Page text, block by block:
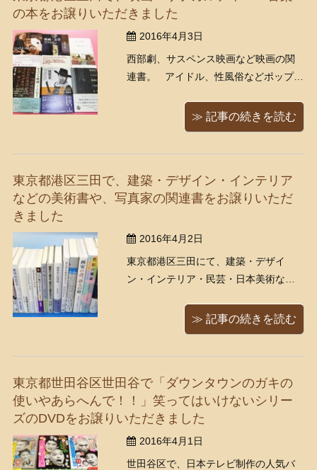
の本をお譲りいただきました
2016年4月3日
西部劇、サスペンス映画など映画の関
連書。 アイドル、性風俗などポップな
評本など。 耽美、幻想美術の本です。
余談ですがこちらの澁澤龍彦氏、 古書
≫ 記事の続きを読む
東京都港区三田で、建築・デザイン・インテリア
などの美術書や、写真家の関連書をお譲りいただ
きました
2016年4月2日
東京都港区三田にて、建築・デザイ
ン・インテリア・民芸・日本美術など
国立競技場をデザインした建築家・隈
研吾氏の著書もあります。 写真家のロ
を多数お譲りいただき、誠 ...
≫ 記事の続きを読む
東京都世田谷区世田谷で「ダウンタウンのガキの
使いやあらへんで！！」笑ってはいけないシリー
ズのDVDをお譲りいただきました
2016年4月1日
世田谷区で、日本テレビ制作の人気バ